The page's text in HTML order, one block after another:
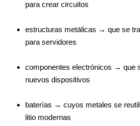
para crear circuitos
estructuras metálicas → que se
para servidores
componentes electrónicos → que
nuevos dispositivos
baterías → cuyos metales se
litio modernas